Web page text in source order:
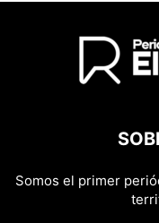
Somos el primer